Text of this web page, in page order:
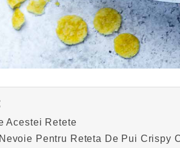
Acestei Retete
Pentru Reteta De Pui Crispy